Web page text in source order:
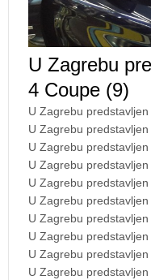
U Zagrebu
4 Coupe (9)
U Zagrebu
U Zagrebu
U Zagrebu
U Zagrebu
U Zagrebu
U Zagrebu
U Zagrebu
U Zagrebu
U Zagrebu
U Zagrebu